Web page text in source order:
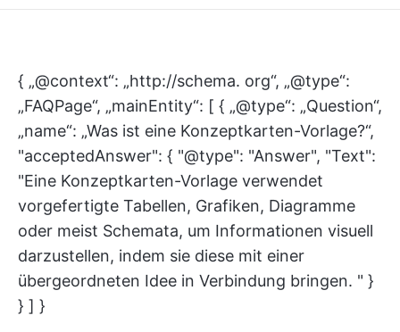
{ „@context“: „http://schema. org“, „@type“:
„FAQPage“, „mainEntity“: [ { „@type“: „Question“,
„name“: „Was ist eine Konzeptkarten-Vorlage?“,
"acceptedAnswer": { "@type": "Answer", "Text":
"Eine Konzeptkarten-Vorlage verwendet
vorgefertigte Tabellen, Grafiken, Diagramme
oder meist Schemata, um Informationen visuell
darzustellen, indem sie diese mit einer
übergeordneten Idee in Verbindung bringen. " }
} ] }